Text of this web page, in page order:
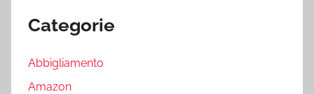
Categorie
Abbigliamento
Amazon